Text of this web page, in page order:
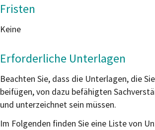
Fristen
Keine
Erforderliche Unterlagen
Beachten Sie, dass die Unterlagen, die
beifügen, von dazu befähigten
und unterzeichnet sein müssen.
Im Folgenden finden Sie eine Liste von